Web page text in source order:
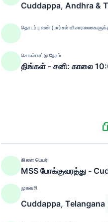
Cuddappa, Andhra &
தொடர்பு எண் (பார்சல்
செயல்பாட்டு நேரம்
திங்கள் - சனி: காலை
கிளை பெயர்
MSS போக்குவரத்து -
முகவரி
Cuddappa, Telangana